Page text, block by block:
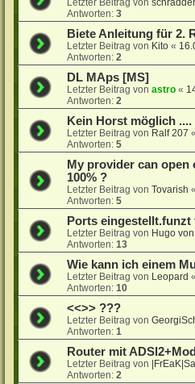
Antworten:3
Biete Anleitung für 2.
Letzter Beitrag von Kito «
Antworten:2
DL MAps [MS]
Letzter Beitrag vonastro «
Antworten:2
Kein Horst möglich ....
Letzter Beitrag von Ralf 207
Antworten:5
My provider can open
100% ?
Letzter Beitrag vonTovarish
Antworten:5
Ports eingestellt.funzt
Letzter Beitrag von Hugo
Antworten:13
Wie kann ich einem
Letzter Beitrag von Leopard
Antworten:10
<<>> ???
Letzter Beitrag von
Antworten:1
Router mit
Letzter Beitrag von
Antworten:2